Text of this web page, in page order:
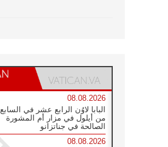
08.08.2026
البابا لاوُن الرابع عشر في السابع
من أيلول في مزار أم المشورة
الصالحة في جناتزانو
08.08.2026